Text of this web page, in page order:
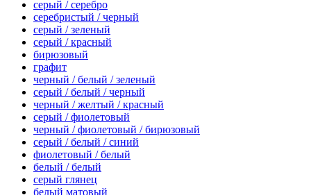
серый / серебро
серебристый / черный
серый / зеленый
серый / красный
бирюзовый
графит
черный / белый / зеленый
серый / белый / черный
черный / желтый / красный
серый / фиолетовый
черный / фиолетовый / бирюзовый
серый / белый / синий
фиолетовый / белый
белый / белый
серый глянец
белый матовый